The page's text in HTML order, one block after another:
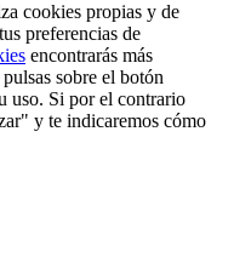
cookies propias y de
preferencias de
encontrarás más
sobre el botón
uso. Si por el contrario
y te indicaremos cómo